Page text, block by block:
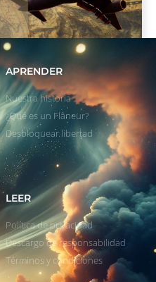
APRENDER
Nuestra historia
¿Qué es un Flâneur?
Desbloquear libertad
LEER
Política de privacidad
Descargo de responsabilidad
Términos y condiciones